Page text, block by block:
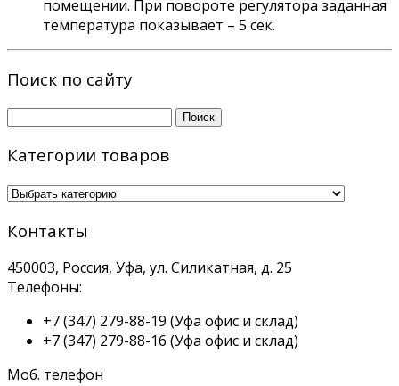
помещении. При повороте регулятора заданная
температура показывает – 5 сек.
Поиск по сайту
Найти:
Категории товаров
Контакты
450003, Россия, Уфа, ул. Силикатная, д. 25
Телефоны:
+7 (347) 279-88-19 (Уфа офис и склад)
+7 (347) 279-88-16 (Уфа офис и склад)
Моб. телефон